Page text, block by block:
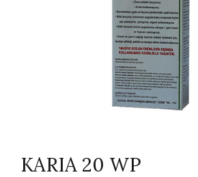
KARIA 20 WP